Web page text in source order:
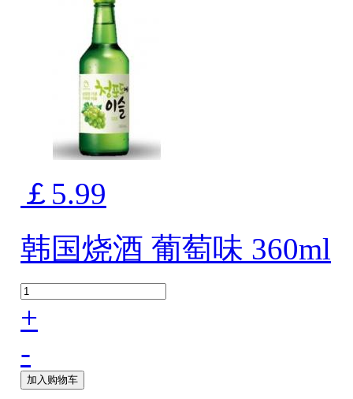
￡5.99
韩国烧酒 葡萄味 360ml
+
-
加入购物车